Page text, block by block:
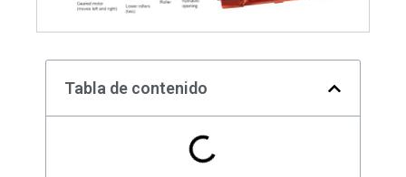
Tabla de contenido